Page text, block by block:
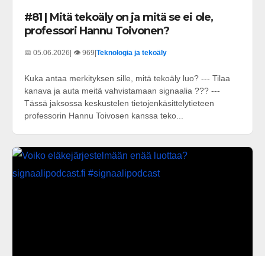
#81 | Mitä tekoäly on ja mitä se ei ole,
professori Hannu Toivonen?
📅 05.06.2026 | 👁️ 969 Teknologia ja tekoäly
Kuka antaa merkityksen sille, mitä tekoäly luo? --- Tilaa
kanava ja auta meitä vahvistamaan signaalia ??? ---
Tässä jaksossa keskustelen tietojenkäsittelytieteen
professorin Hannu Toivosen kanssa teko...